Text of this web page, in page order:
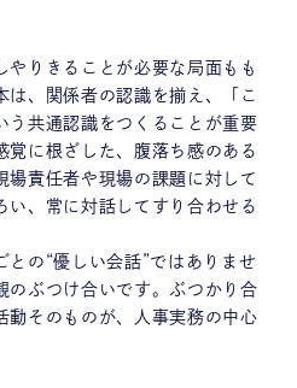
やりきることが必要な局面もも
は、関係者の認識を揃え、「こ
う共通認識をつくることが重要
覚に根ざした、腹落ち感のある
場責任者や現場の課題に対して
い、常に対話してすり合わせる
との“優しい会話”ではありませ
のぶつけ合いです。ぶつかり合
動そのものが、人事実務の中心